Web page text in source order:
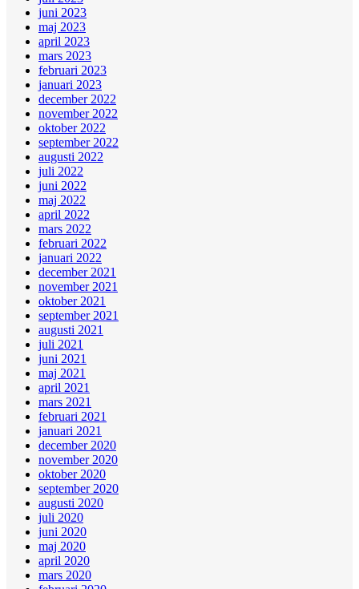
juni 2023
maj 2023
april 2023
mars 2023
februari 2023
januari 2023
december 2022
november 2022
oktober 2022
september 2022
augusti 2022
juli 2022
juni 2022
maj 2022
april 2022
mars 2022
februari 2022
januari 2022
december 2021
november 2021
oktober 2021
september 2021
augusti 2021
juli 2021
juni 2021
maj 2021
april 2021
mars 2021
februari 2021
januari 2021
december 2020
november 2020
oktober 2020
september 2020
augusti 2020
juli 2020
juni 2020
maj 2020
april 2020
mars 2020